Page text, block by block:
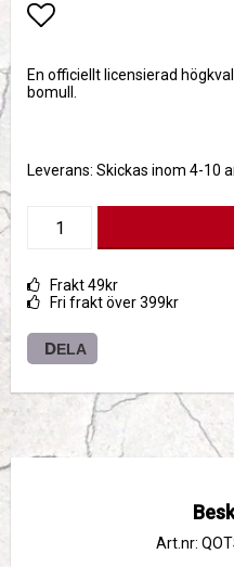
En officiellt licensierad
bomull.
Leverans: Skickas inom 4-10
Frakt 49kr
Fri frakt över 399kr
DELA
Art.nr: